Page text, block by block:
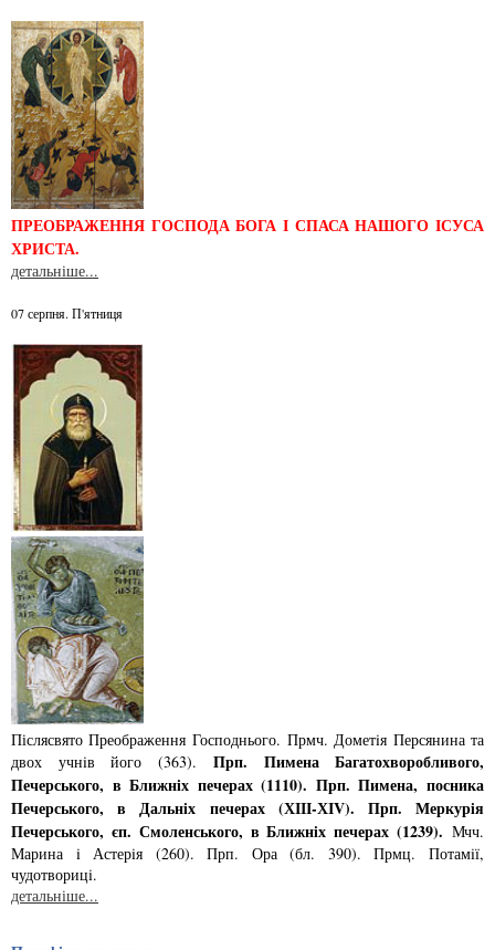
ПРЕОБРАЖЕННЯ ГОСПОДА БОГА І СПАСА НАШОГО ІСУСА
ХРИСТА.
детальніше...
07 серпня. П'ятниця
Післясвято Преображення Господнього. Прмч. Дометiя Персянина та
двох учнiв його (363). Прп. Пимена Багатохворобливого,
Печерського, в Ближнiх печерах (1110). Прп. Пимена, посника
Печерського, в Дальнiх печерах (ХІІІ-ХІV). Прп. Меркурiя
Печерського, єп. Смоленського, в Ближнiх печерах (1239). Мчч.
Марина i Астерiя (260). Прп. Ора (бл. 390). Прмц. Потамiї,
чудотворицi.
детальніше...